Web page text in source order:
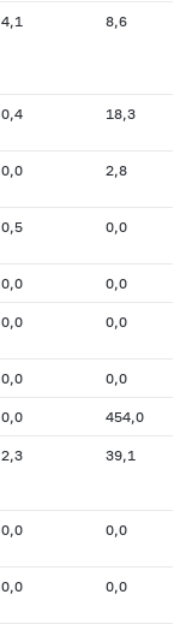
4,1 8,6
0,4 18,3
0,0 2,8
0,5 0,0
0,0 0,0
0,0 0,0
0,0 0,0
0,0 454,0
2,3 39,1
0,0 0,0
0,0 0,0